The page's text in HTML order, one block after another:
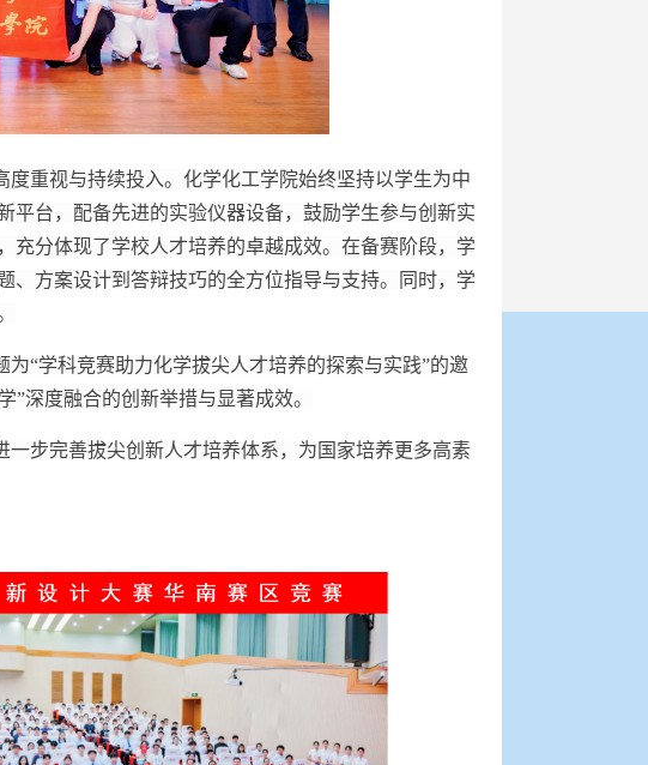
重视与持续投入。化学化工学院始终坚持以学生为中
平台，配备先进的实验仪器设备，鼓励学生参与创新实
充分体现了学校人才培养的卓越成效。在备赛阶段，学
、方案设计到答辩技巧的全方位指导与支持。同时，学
“学科竞赛助力化学拔尖人才培养的探索与实践”的邀
深度融合的创新举措与显著成效。
步完善拔尖创新人才培养体系，为国家培养更多高素